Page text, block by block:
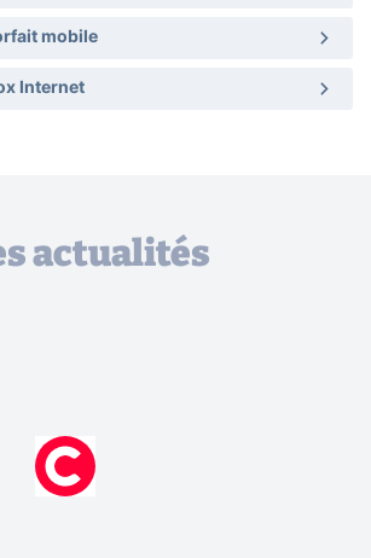
mobile
Internet
actualités